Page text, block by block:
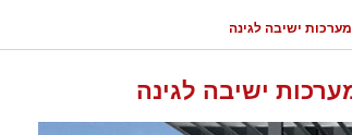
מערכות ישיבה לגינה
ישיבה לגינה